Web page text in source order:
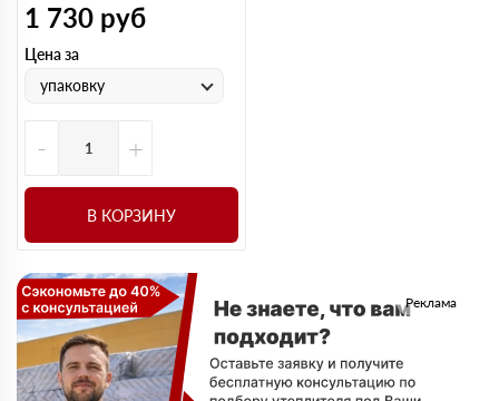
1 730 руб
Цена за
упаковку
- +
В КОРЗИНУ
Реклама